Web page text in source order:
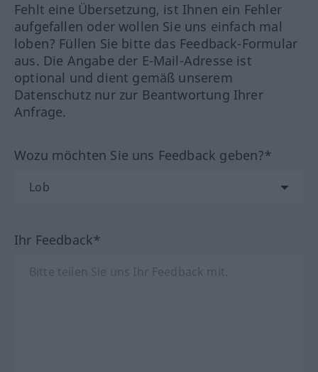
Fehlt eine Übersetzung, ist Ihnen ein Fehler
aufgefallen oder wollen Sie uns einfach mal
loben? Füllen Sie bitte das Feedback-Formular
aus. Die Angabe der E-Mail-Adresse ist
optional und dient gemäß unserem
Datenschutz nur zur Beantwortung Ihrer
Anfrage.
Wozu möchten Sie uns Feedback geben?*
Ihr Feedback*